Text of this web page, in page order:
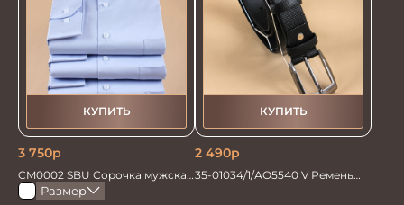
КУПИТЬ
3 750р
CM0002 SBU Сорочка мужская
голубая
КУПИТЬ
2 490р
35-01034/1/АО5540 V Ремень
Размер